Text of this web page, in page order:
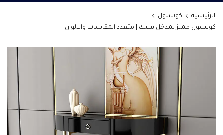
الرئيسية
كونسول
كونسول مميز لمدخل شيك | متعدد المقاسات والالوان